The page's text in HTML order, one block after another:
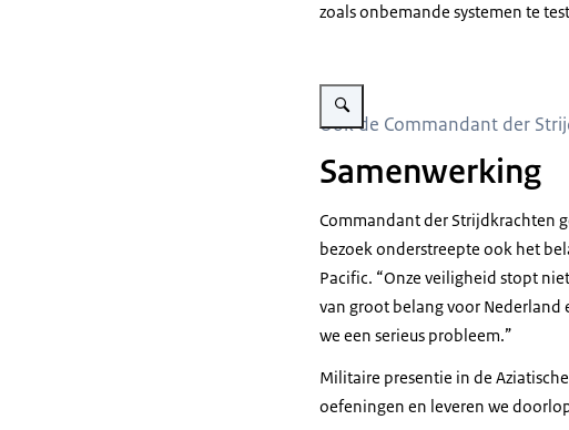
zoals onbemande systemen te
Vergroot afbeelding Commandant der
Ook de Commandant der
Samenwerking
Commandant der Strijdkrachten
bezoek onderstreepte ook het
Pacific. “Onze veiligheid stopt
van groot belang voor Nederland
we een serieus probleem.”
Militaire presentie in de
oefeningen en leveren we